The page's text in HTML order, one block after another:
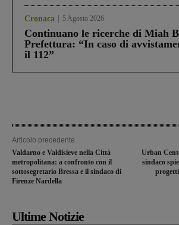
Cronaca 5 Agosto 2026
Continuano le ricerche di Miah
Prefettura: “In caso di
il 112”
Articolo precedente
Valdarno e Valdisieve nella Città
metropolitana: a confronto con il
sottosegretario Bressa e il sindaco di
Firenze Nardella
Urban
sindaco
Ultime Notizie